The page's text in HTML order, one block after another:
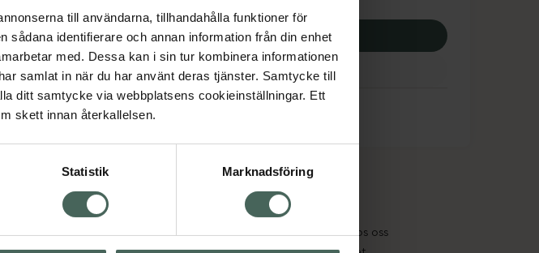
till användarna, tillhandahålla funktioner för
identifierare och annan information från din enhet
med. Dessa kan i sin tur kombinera informationen
samlat in när du har använt deras tjänster. Samtycke till
ditt samtycke via webbplatsens cookieinställningar. Ett
skett innan återkallelsen.
Statistik Marknadsföring
Köp via ditt recept
Aktuella erbjudanden
Om recept och läkemedel
Jobba hos oss